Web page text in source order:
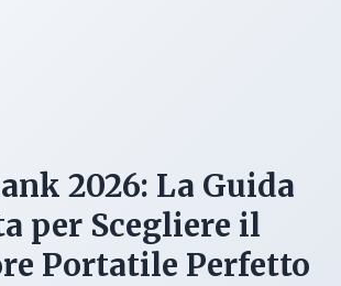
2026: La Guida
per Scegliere il
Portatile Perfetto